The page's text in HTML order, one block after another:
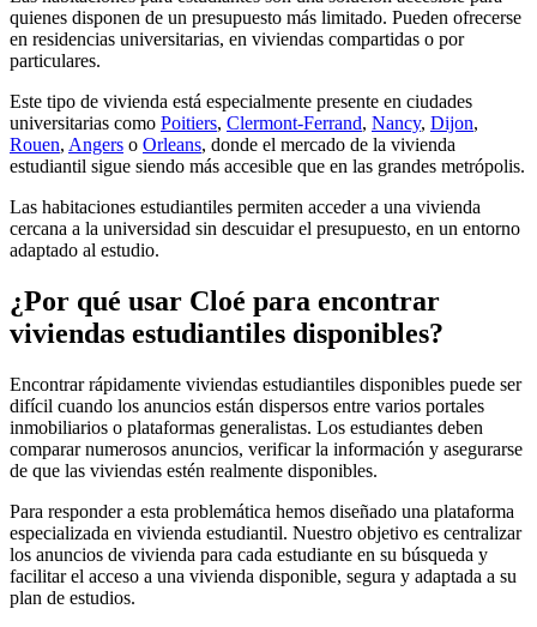
quienes disponen de un presupuesto más limitado. Pueden ofrecerse
en residencias universitarias, en viviendas compartidas o por
particulares.
Este tipo de vivienda está especialmente presente en ciudades
universitarias como Poitiers, Clermont-Ferrand, Nancy, Dijon,
Rouen, Angers o Orleans, donde el mercado de la vivienda
estudiantil sigue siendo más accesible que en las grandes metrópolis.
Las habitaciones estudiantiles permiten acceder a una vivienda
cercana a la universidad sin descuidar el presupuesto, en un entorno
adaptado al estudio.
¿Por qué usar Cloé para encontrar
viviendas estudiantiles disponibles?
Encontrar rápidamente viviendas estudiantiles disponibles puede ser
difícil cuando los anuncios están dispersos entre varios portales
inmobiliarios o plataformas generalistas. Los estudiantes deben
comparar numerosos anuncios, verificar la información y asegurarse
de que las viviendas estén realmente disponibles.
Para responder a esta problemática hemos diseñado una plataforma
especializada en vivienda estudiantil. Nuestro objetivo es centralizar
los anuncios de vivienda para cada estudiante en su búsqueda y
facilitar el acceso a una vivienda disponible, segura y adaptada a su
plan de estudios.